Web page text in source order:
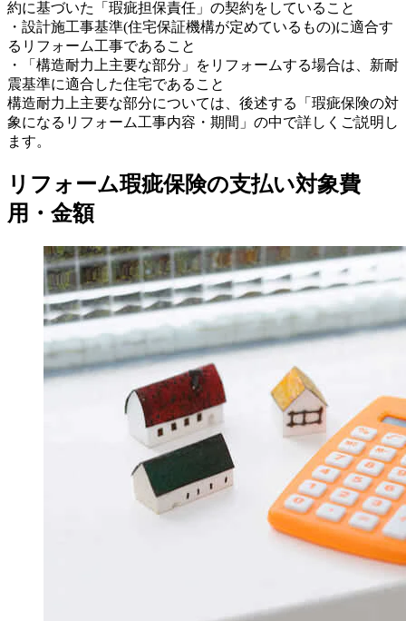
約に基づいた「瑕疵担保責任」の契約をしていること
・設計施工事基準(住宅保証機構が定めているもの)に適合す
るリフォーム工事であること
・「構造耐力上主要な部分」をリフォームする場合は、新耐
震基準に適合した住宅であること
構造耐力上主要な部分については、後述する「瑕疵保険の対
象になるリフォーム工事内容・期間」の中で詳しくご説明し
ます。
リフォーム瑕疵保険の支払い対象費
用・金額